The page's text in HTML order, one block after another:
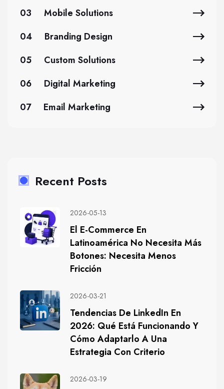
03
Mobile Solutions
04
Branding Design
05
Custom Solutions
06
Digital Marketing
07
Email Marketing
Recent Posts
2026-05-13
El E-Commerce En
Latinoamérica No Necesita Más
Botones: Necesita Menos
Fricción
2026-03-21
Tendencias De LinkedIn En
2026: Qué Está Funcionando Y
Cómo Adaptarlo A Una
Estrategia Con Criterio
2026-03-19